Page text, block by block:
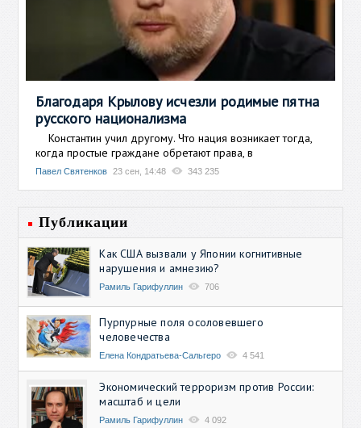
Благодаря Крылову исчезли родимые пятна
русского национализма
Константин учил другому. Что нация возникает тогда,
когда простые граждане обретают права, в
Павел Святенков 23 сен, 14:48 343 235
Публикации
Как США вызвали у Японии когнитивные
нарушения и амнезию?
Рамиль Гарифуллин 706
Пурпурные поля осоловевшего
человечества
Елена Кондратьева-Сальгеро 4 541
Экономический терроризм против России:
масштаб и цели
Рамиль Гарифуллин 4 092